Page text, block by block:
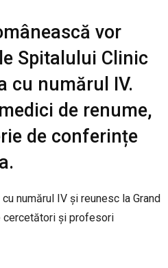
vor
Spitalului Clinic
cu numărul IV.
de renume,
de conferințe
numărul IV și reunesc la Grand
cercetători și profesori